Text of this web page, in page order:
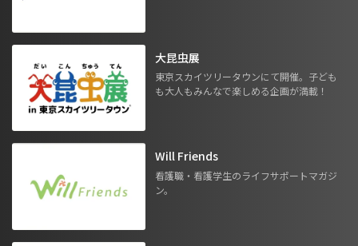
大昆虫展
東京スカイツリータウンにて開催。子ども
も大人もみんなで楽しめる企画が満載！
Will Friends
看護職・看護学生のライフサポートマガジ
ン。